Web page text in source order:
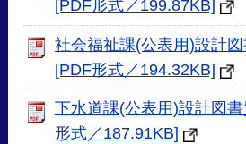
[PDF形式／199.87KB]
社会福祉課(公表用)設計
[PDF形式／194.32KB]
下水道課(公表用)設計図
形式／187.91KB]